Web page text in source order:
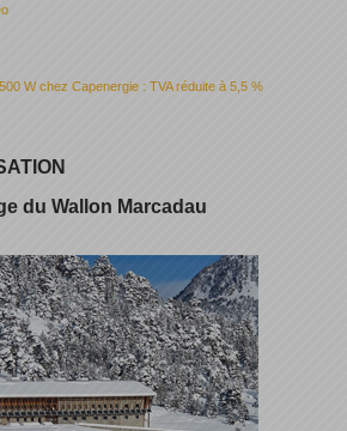
W chez Capenergie : TVA réduite à 5,5 %
du Wallon Marcadau